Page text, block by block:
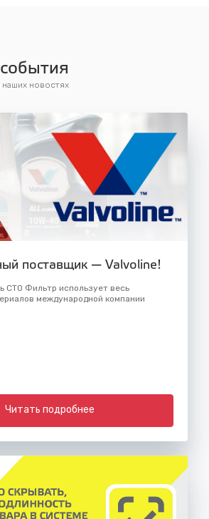
новостях
поставщик — Valvoline!
СТО Фильтр использует весь
международной компании
Читать подробнее